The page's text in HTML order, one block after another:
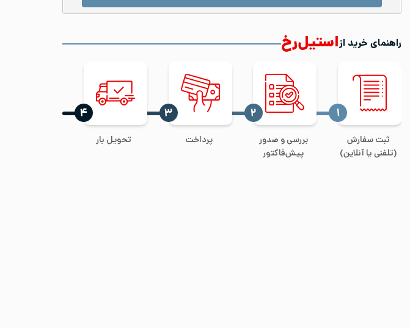
راهنمای خرید ازاستیل‌رخ
ثبت سفارش
(تلفنی یا آنلاین)
‍۱
بررسی و صدور
پیش‌فاکتور
‍۲
پرداخت
‍۳
تحویل بار
‍۴